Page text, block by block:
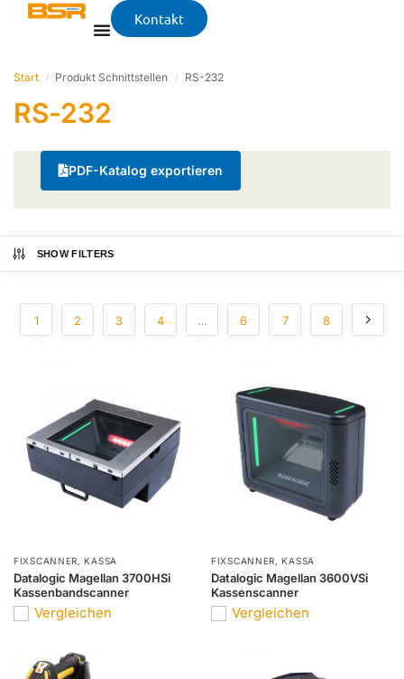
Kontakt
Start / Produkt Schnittstellen / RS-232
RS-232
PDF-Katalog exportieren
SHOW FILTERS
1 2 3 4 … 6 7 8
FIXSCANNER,KASSA
Datalogic Magellan 3700HSi
Kassenbandscanner
Vergleichen
FIXSCANNER,KASSA
Datalogic Magellan 3600VSi
Kassenscanner
Vergleichen